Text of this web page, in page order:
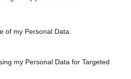
of my Personal Data.
my Personal Data for Targeted